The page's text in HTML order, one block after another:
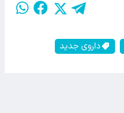
داروی جدید